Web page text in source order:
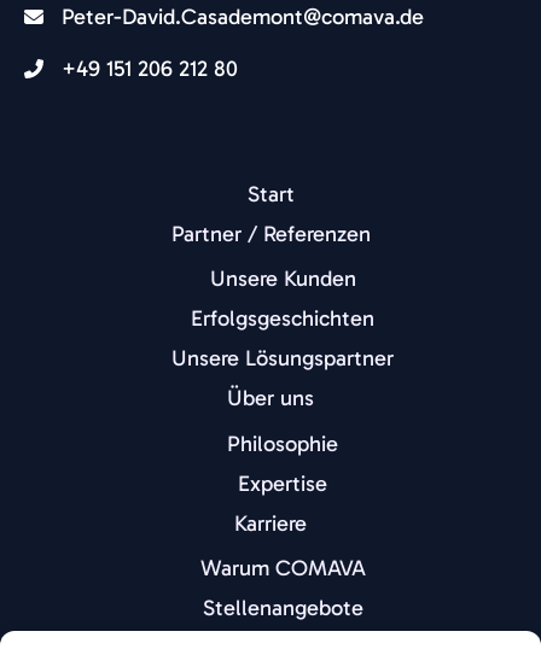
Peter-David.Casademont@comava.de
+49 151 206 212 80
Start
Partner / Referenzen
Unsere Kunden
Erfolgsgeschichten
Unsere Lösungspartner
Über uns
Philosophie
Expertise
Karriere
Warum COMAVA
Stellenangebote